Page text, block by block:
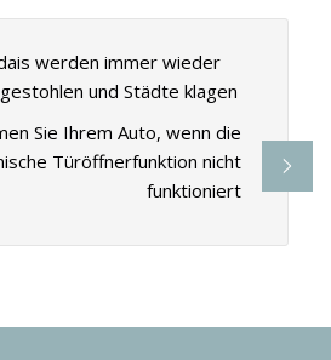
werden immer wieder
und Städte klagen
Sie Ihrem Auto, wenn die
Türöffnerfunktion nicht
funktioniert